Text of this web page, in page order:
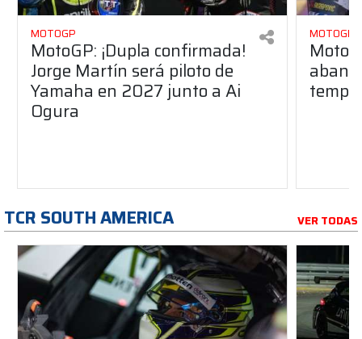
MOTOGP
MotoGP: ¡Dupla confirmada!
Jorge Martín será piloto de
Yamaha en 2027 junto a Ai
Ogura
MOTOGP
TCR SOUTH AMERICA VER TODAS